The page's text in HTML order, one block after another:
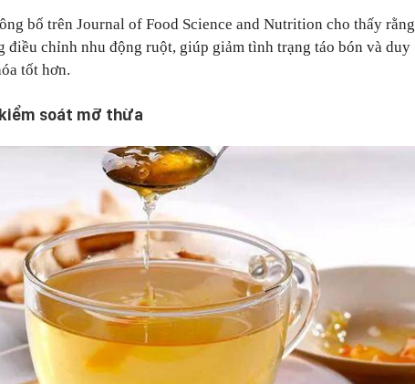
bố trên Journal of Food Science and Nutrition cho thấy rằng
điều chỉnh nhu động ruột, giúp giảm tình trạng táo bón và duy
tốt hơn.
soát mỡ thừa